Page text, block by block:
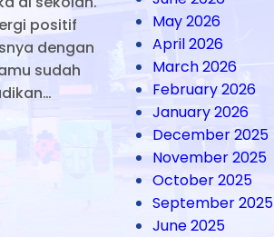
positif
dengan
sudah
May 2026
April 2026
March 2026
February 2026
January 2026
December 2025
November 2025
October 2025
September 2025
June 2025